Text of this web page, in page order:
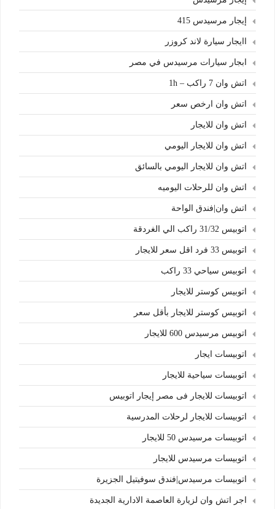
إيجار مرسيدس 415
اايجار سيارة لاند كروزر
ابجار سيارات مرسيدس في مصر
اتش وان 7 راكب – 1h
اتش وان ارخص سعر
اتش وان للايجار
اتش وان للايجار اليومي
اتش وان للايجار اليومي بالسائق
اتش وان للرحلات اليوميه
اتش وان|فندق الواحة
اتوبيس 31/32 راكب الي الغردقة
اتوبيس 33 فرد اقل سعر للايجار
اتوبيس سياحي 33 راكب
اتوبيس كوستر للايجار
اتوبيس كوستر للايجار بأقل سعر
اتوبيس مرسيدس 600 للايجار
اتوبيسات ايجار
اتوبيسات سياحية للايجار
اتوبيسات للايجار فى مصر إيجار اتوبيس
اتوبيسات للايجار لرحلات المدرسية
اتوبيسات مرسيدس 50 للايجار
اتوبيسات مرسيدس للايجار
اتوبيسات مرسيدس|فندق سوفيتيل الجزيرة
اجر اتش وان لزيارة العاصمة الادارية الجديدة